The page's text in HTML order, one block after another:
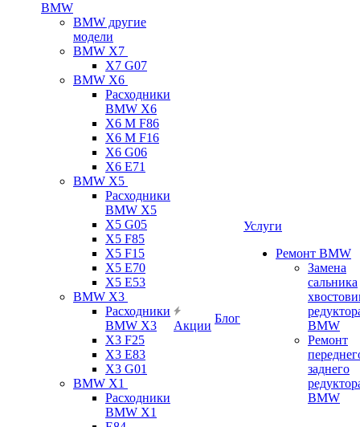
BMW
BMW другие
модели
BMW X7
X7 G07
BMW X6
Расходники
BMW X6
X6 M F86
X6 M F16
X6 G06
X6 E71
BMW X5
Расходники
BMW X5
X5 G05
X5 F85
X5 F15
X5 E70
X5 E53
BMW X3
Расходники
BMW X3
X3 F25
X3 E83
X3 G01
BMW X1
Расходники
BMW X1
Акции
Блог
Услуги
Ремонт BMW
Замена
сальника
BMW
Ремонт
заднего
BMW